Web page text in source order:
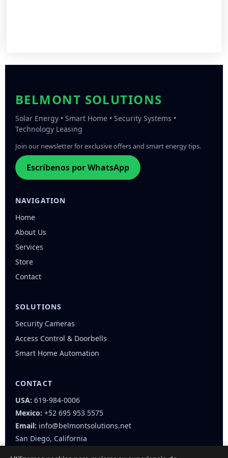
BELMONT SOLUTIONS
Solar Energy • Smart Home • Security Systems •
Technology Leasing
Join our newsletter for exclusive offers and smart energy tips.
Escríbenos por WhatsApp
NAVIGATION
Home
About Us
Services
Store
Contact
SOLUTIONS
Security Cameras
Access Control & Doorbells
Smart Home Automation
CONTACT
USA: 619-984-0006
Mexico: +52 695 953 5575
Email: info@belmontsolutions.net
San Diego, California